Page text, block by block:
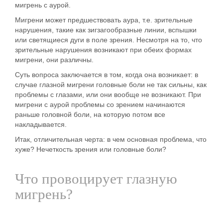
мигрень с аурой
Мигрени может предшествовать аура, т.е. зрительные
нарушения, такие как зигзагообразные линии, вспышки
или светящиеся дуги в поле зрения. Несмотря на то, что
зрительные нарушения возникают при обеих формах
мигрени, они различны.
Суть вопроса заключается в том, когда она возникает: в
случае глазной мигрени головные боли не так сильны, как
проблемы с глазами, или они вообще не возникают. При
мигрени с аурой проблемы со зрением начинаются
раньше головной боли, на которую потом все
накладывается.
Итак, отличительная черта: в чем основная проблема, что
хуже? Нечеткость зрения или головные боли?
Что провоцирует глазную
мигрень?